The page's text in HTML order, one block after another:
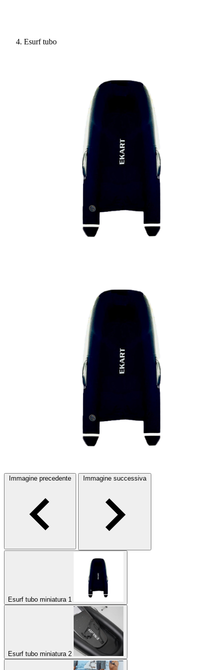
Esurf tubo
Immagine precedente Immagine successiva
Esurf tubo miniatura 1
Esurf tubo miniatura 2